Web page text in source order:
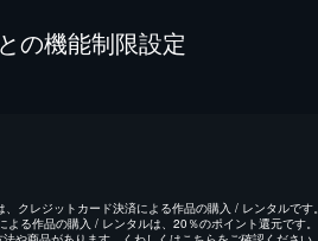
の機能制限設定
クレジットカード決済による作品の購入 / レンタルです。
よる作品の購入 / レンタルは、20％のポイント還元です。